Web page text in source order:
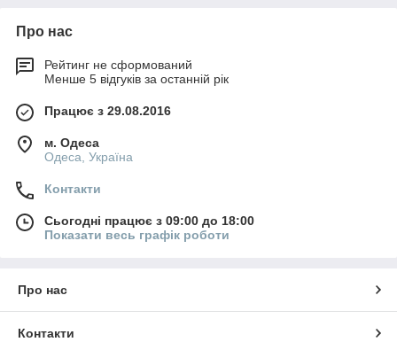
Про нас
Рейтинг не сформований
Менше 5 відгуків за останній рік
Працює з 29.08.2016
м. Одеса
Одеса, Україна
Контакти
Сьогодні працює з 09:00 до 18:00
Показати весь графік роботи
Про нас
Контакти